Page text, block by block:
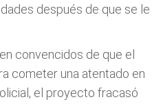
después de que se le
convencidos de que el
cometer una atentado en
el proyecto fracasó